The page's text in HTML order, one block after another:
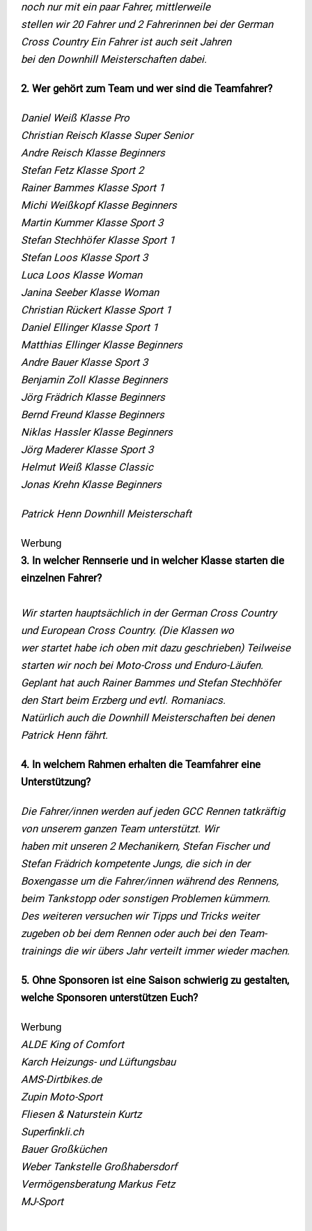
noch nur mit ein paar Fahrer, mittlerweile
stellen wir 20 Fahrer und 2 Fahrerinnen bei der German
Cross Country Ein Fahrer ist auch seit Jahren
bei den Downhill Meisterschaften dabei.
2. Wer gehört zum Team und wer sind die Teamfahrer?
Daniel Weiß Klasse Pro
Christian Reisch Klasse Super Senior
Andre Reisch Klasse Beginners
Stefan Fetz Klasse Sport 2
Rainer Bammes Klasse Sport 1
Michi Weißkopf Klasse Beginners
Martin Kummer Klasse Sport 3
Stefan Stechhöfer Klasse Sport 1
Stefan Loos Klasse Sport 3
Luca Loos Klasse Woman
Janina Seeber Klasse Woman
Christian Rückert Klasse Sport 1
Daniel Ellinger Klasse Sport 1
Matthias Ellinger Klasse Beginners
Andre Bauer Klasse Sport 3
Benjamin Zoll Klasse Beginners
Jörg Frädrich Klasse Beginners
Bernd Freund Klasse Beginners
Niklas Hassler Klasse Beginners
Jörg Maderer Klasse Sport 3
Helmut Weiß Klasse Classic
Jonas Krehn Klasse Beginners
Patrick Henn Downhill Meisterschaft
Werbung
3. In welcher Rennserie und in welcher Klasse starten die
einzelnen Fahrer?
Wir starten hauptsächlich in der German Cross Country
und European Cross Country. (Die Klassen wo
wer startet habe ich oben mit dazu geschrieben) Teilweise
starten wir noch bei Moto-Cross und Enduro-Läufen.
Geplant hat auch Rainer Bammes und Stefan Stechhöfer
den Start beim Erzberg und evtl. Romaniacs.
Natürlich auch die Downhill Meisterschaften bei denen
Patrick Henn fährt.
4. In welchem Rahmen erhalten die Teamfahrer eine
Unterstützung?
Die Fahrer/innen werden auf jeden GCC Rennen tatkräftig
von unserem ganzen Team unterstützt. Wir
haben mit unseren 2 Mechanikern, Stefan Fischer und
Stefan Frädrich kompetente Jungs, die sich in der
Boxengasse um die Fahrer/innen während des Rennens,
beim Tankstopp oder sonstigen Problemen kümmern.
Des weiteren versuchen wir Tipps und Tricks weiter
zugeben ob bei dem Rennen oder auch bei den Team-
trainings die wir übers Jahr verteilt immer wieder machen.
5. Ohne Sponsoren ist eine Saison schwierig zu gestalten,
welche Sponsoren unterstützen Euch?
Werbung
ALDE King of Comfort
Karch Heizungs- und Lüftungsbau
AMS-Dirtbikes.de
Zupin Moto-Sport
Fliesen & Naturstein Kurtz
Superfinkli.ch
Bauer Großküchen
Weber Tankstelle Großhabersdorf
Vermögensberatung Markus Fetz
MJ-Sport